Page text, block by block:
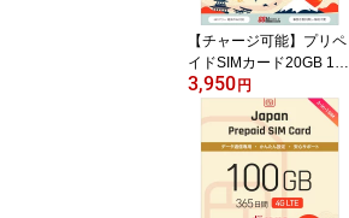
【チャージ可能】プリペ
イドSIMカード20GB 180
日 国内データ通信専用 N
TTドコモ回線（docomo
回線） LTE【送料無料】
3,950 円